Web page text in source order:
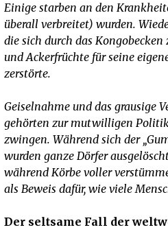
Einige starben an den
überall verbreitet) wurden.
die sich durch das
und Ackerfrüchte für seine
zerstörte.
Geiselnahme und das grausige
gehörten zur mutwilligen
zwingen. Während sich der
wurden ganze Dörfer
während Körbe voller
als Beweis dafür, wie viele
Der seltsame Fall der